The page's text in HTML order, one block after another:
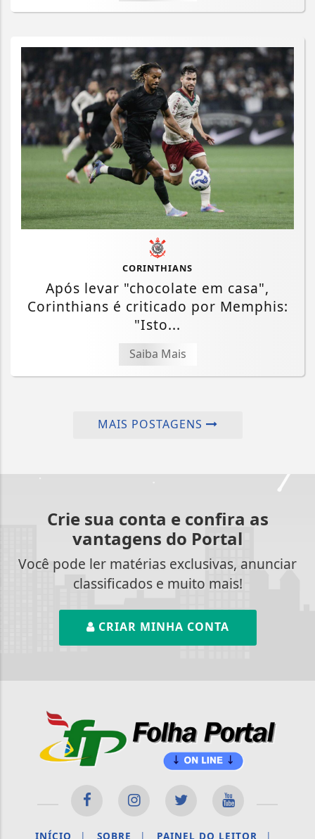
CORINTHIANS
Após levar "chocolate em casa",
Corinthians é criticado por Memphis:
"Isto...
Saiba Mais
MAIS POSTAGENS
Crie sua conta e confira as
vantagens do Portal
Você pode ler matérias exclusivas, anunciar
classificados e muito mais!
CRIAR MINHA CONTA
INÍCIO | SOBRE | PAINEL DO LEITOR |